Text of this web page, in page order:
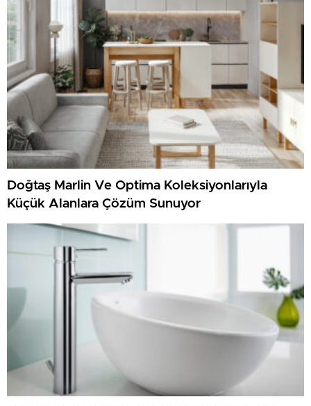
Doğtaş Marlin Ve Optima Koleksiyonlarıyla
Küçük Alanlara Çözüm Sunuyor